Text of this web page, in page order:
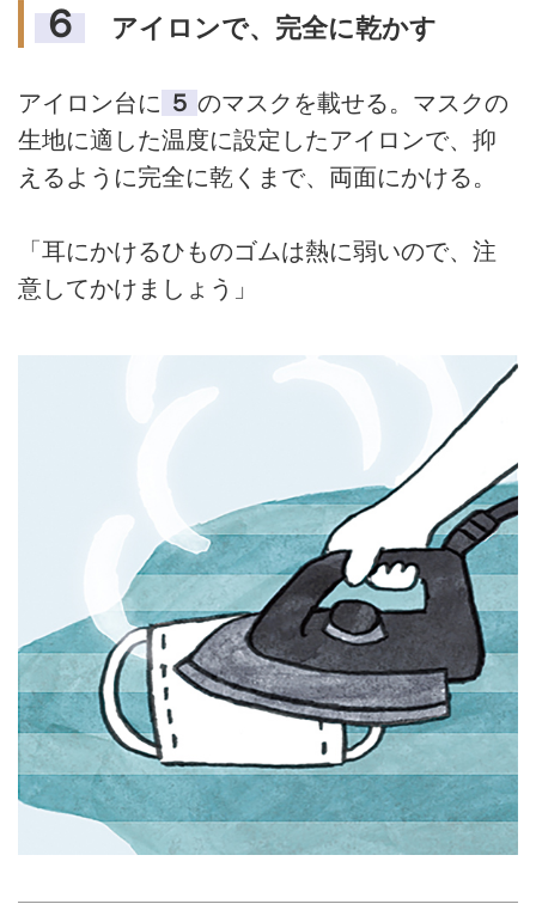
６ アイロンで、完全に乾かす
アイロン台に ５ のマスクを載せる。マスクの
生地に適した温度に設定したアイロンで、抑
えるように完全に乾くまで、両面にかける。
「耳にかけるひものゴムは熱に弱いので、注
意してかけましょう」